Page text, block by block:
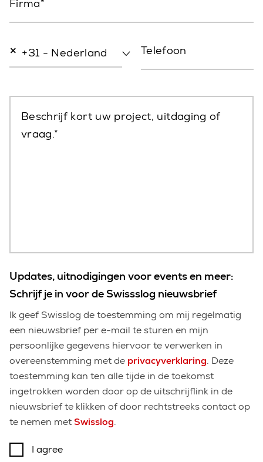
Firma
× +31 - Nederland Telefoon
Beschrijf kort uw project, uitdaging of
vraag.
Updates, uitnodigingen voor events en meer:
Schrijf je in voor de Swissslog nieuwsbrief
Ik geef Swisslog de toestemming om mij regelmatig
een nieuwsbrief per e-mail te sturen en mijn
persoonlijke gegevens hiervoor te verwerken in
overeenstemming met de privacyverklaring. Deze
toestemming kan ten alle tijde in de toekomst
ingetrokken worden door op de uitschrijflink in de
nieuwsbrief te klikken of door rechtstreeks contact op
te nemen metSwisslog.
I agree